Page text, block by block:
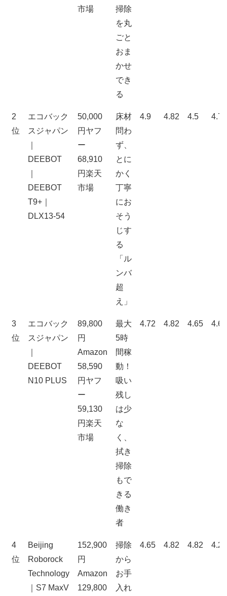
市場
掃除
を丸
ごと
おま
かせ
でき
る
2
位
エコバック
スジャパン
DEEBOT
DEEBOT
T9+｜
DLX13-54
50,000
円ヤフ
ー
68,910
円楽天
市場
床材
問わ
ず、
とに
かく
丁寧
にお
そう
じす
る
「ル
ンバ
超
え」
4.9 4.82 4.5 4.7
3
位
エコバック
スジャパン
DEEBOT
N10 PLUS
89,800
円
Amazon
58,590
円ヤフ
ー
59,130
円楽天
市場
最大
5時
間稼
動！
吸い
残し
は少
な
く、
拭き
掃除
もで
きる
働き
者
4.72 4.82 4.65 4.64
4
位
Beijing
Roborock
Technology
｜S7 MaxV
152,900
円
Amazon
129,800
掃除
から
お手
入れ
4.65 4.82 4.82 4.29